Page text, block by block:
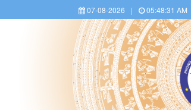
07-08-2026 | 05:48:33 AM